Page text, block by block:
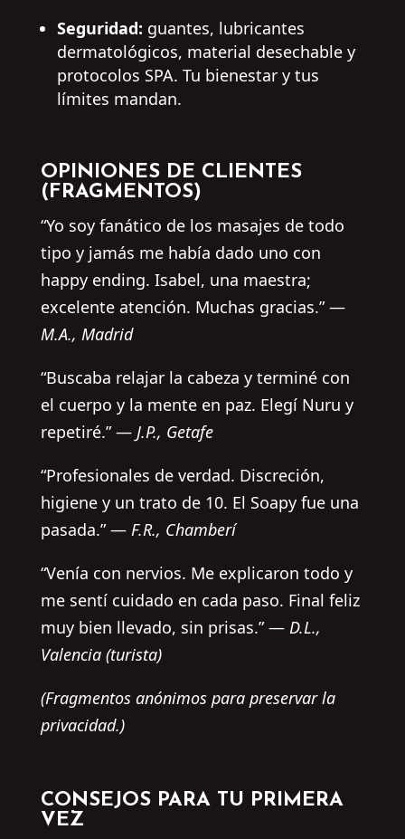
Seguridad: guantes, lubricantes
dermatológicos, material desechable y
protocolos SPA. Tu bienestar y tus
límites mandan.
OPINIONES DE CLIENTES
(FRAGMENTOS)
“Yo soy fanático de los masajes de todo
tipo y jamás me había dado uno con
happy ending. Isabel, una maestra;
excelente atención. Muchas gracias.” —
M.A., Madrid
“Buscaba relajar la cabeza y terminé con
el cuerpo y la mente en paz. Elegí Nuru y
repetiré.” — J.P., Getafe
“Profesionales de verdad. Discreción,
higiene y un trato de 10. El Soapy fue una
pasada.” — F.R., Chamberí
“Venía con nervios. Me explicaron todo y
me sentí cuidado en cada paso. Final feliz
muy bien llevado, sin prisas.” — D.L.,
Valencia (turista)
(Fragmentos anónimos para preservar la
privacidad.)
CONSEJOS PARA TU PRIMERA
VEZ